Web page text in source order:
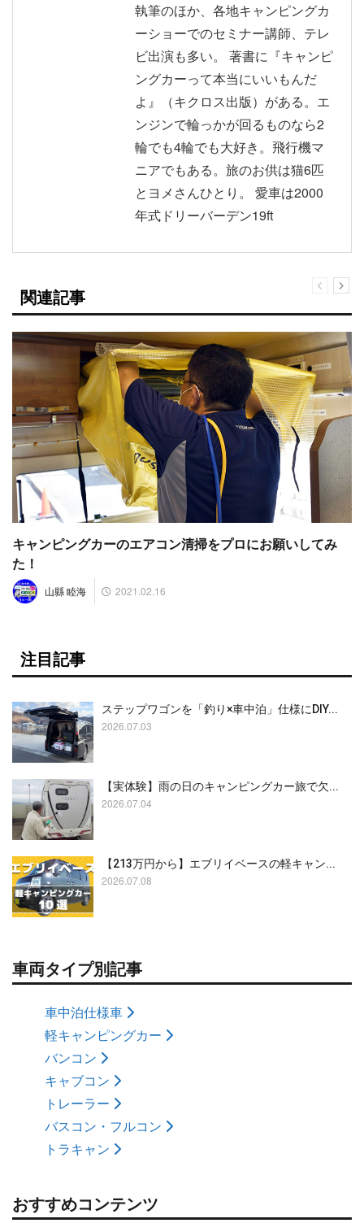
執筆のほか、各地キャンピングカ
ーショーでのセミナー講師、テレ
ビ出演も多い。 著書に『キャンピ
ングカーって本当にいいもんだ
よ』（キクロス出版）がある。エ
ンジンで輪っかが回るものなら2
輪でも4輪でも大好き。飛行機マ
ニアでもある。旅のお供は猫6匹
とヨメさんひとり。 愛車は2000
年式ドリーバーデン19ft
関連記事
キャンピングカーのエアコン清掃をプロにお願いしてみ
た！
山縣 睦海 2021.02.16
注目記事
ステップワゴンを「釣り×車中泊」仕様にDIY...
2026.07.03
【実体験】雨の日のキャンピングカー旅で欠...
2026.07.04
【213万円から】エブリイベースの軽キャン...
2026.07.08
車両タイプ別記事
車中泊仕様車
軽キャンピングカー
バンコン
キャブコン
トレーラー
バスコン・フルコン
トラキャン
おすすめコンテンツ